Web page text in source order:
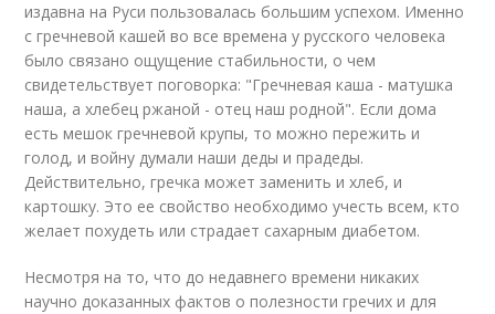
издавна на Руси пользовалась большим успехом. Именно
с гречневой кашей во все времена у русского человека
было связано ощущение стабильности, о чем
свидетельствует поговорка: "Гречневая каша - матушка
наша, а хлебец ржаной - отец наш родной". Если дома
есть мешок гречневой крупы, то можно пережить и
голод, и войну думали наши деды и прадеды.
Действительно, гречка может заменить и хлеб, и
картошку. Это ее свойство необходимо учесть всем, кто
желает похудеть или страдает сахарным диабетом.
Несмотря на то, что до недавнего времени никаких
научно доказанных фактов о полезности гречих и для